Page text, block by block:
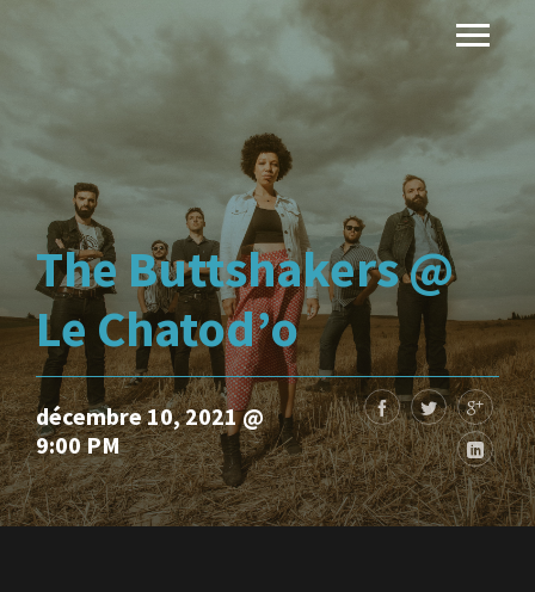
The Buttshakers @
Le Chatod’o
décembre 10, 2021 @
9:00 PM